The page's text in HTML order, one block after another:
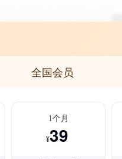
全国会员
1个月
¥39